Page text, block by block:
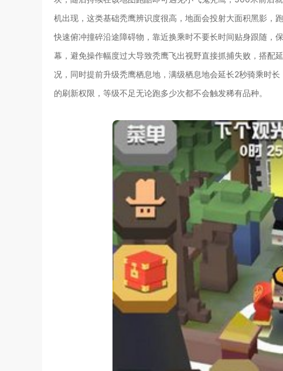
机出现，这类基础秃鹰辨识度很高，地面会投射大面积黑影，
快速俯冲撞碎沿途障碍物，靠近换乘时不要长时间贴身跟随，
幕，避免操作幅度过大导致秃鹰飞出视野直接抓捕失败，搭配
况，同时提前升级秃鹰栖息地，满级栖息地会延长2秒骑乘时
的刷新权限，等级不足无论跑多少次都不会触发稀有品种。